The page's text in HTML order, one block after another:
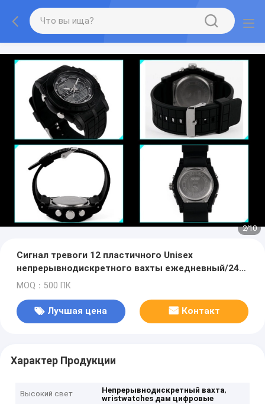
2/10
Сигнал тревоги 12 пластичного Unisex
непрерывнодискретного вахты ежедневный/24
hr wristwatches беглого шага
MOQ：500 ПК
Лучшая цена Контакт
Характер Продукции
Высокий свет Непрерывнодискретный вахта,
wristwatches дам цифровые